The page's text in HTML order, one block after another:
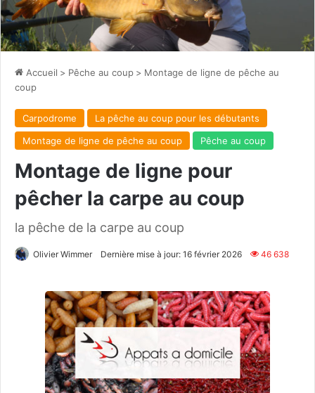
Accueil > Pêche au coup > Montage de ligne de pêche au
coup
Carpodrome
La pêche au coup pour les débutants
Montage de ligne de pêche au coup
Pêche au coup
Montage de ligne pour
pêcher la carpe au coup
la pêche de la carpe au coup
Olivier Wimmer Dernière mise à jour: 16 février 2026 46 638